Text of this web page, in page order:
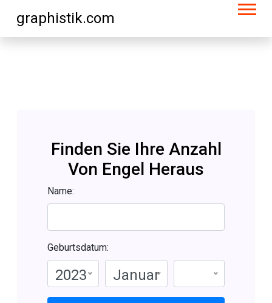
graphistik.com
Finden Sie Ihre Anzahl
Von Engel Heraus
Name:
Geburtsdatum:
2023 Januar